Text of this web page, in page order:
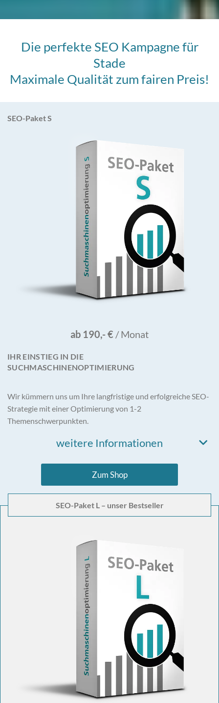
Die perfekte SEO Kampagne für
Stade
Maximale Qualität zum fairen Preis!
SEO-Paket S
ab 190,- € / Monat
IHR EINSTIEG IN DIE
SUCHMASCHINENOPTIMIERUNG
Wir kümmern uns um Ihre langfristige und erfolgreiche SEO-
Strategie mit einer Optimierung von 1-2
Themenschwerpunkten.
weitere Informationen
Zum Shop
SEO-Paket L – unser Bestseller